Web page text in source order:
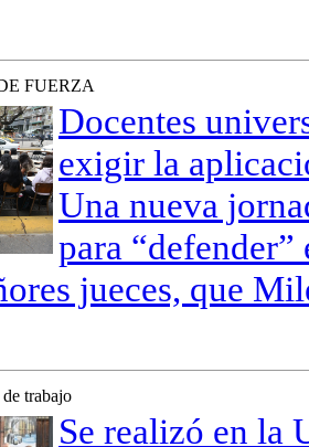
FUERZA
Docentes
exigir la
Una nueva
para
jueces, que
trabajo
Se realizó en la